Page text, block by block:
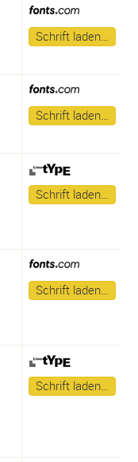
Schrift laden…
Schrift laden…
Schrift laden…
Schrift laden…
Schrift laden…